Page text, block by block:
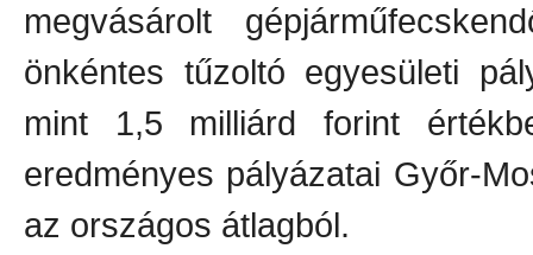
megvásárolt
önkéntes tűzoltó egyesületi
mint 1,5 milliárd forint
eredményes pályázatai Győr-
az országos átlagból.